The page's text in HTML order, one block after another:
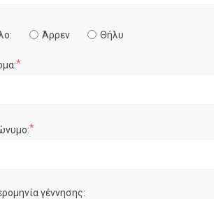
Άρρεν Θήλυ
*
*
γέννησης: